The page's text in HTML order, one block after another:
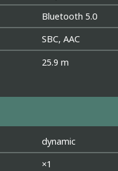
Bluetooth 5.0
SBC, AAC
25.9 m
dynamic
×1